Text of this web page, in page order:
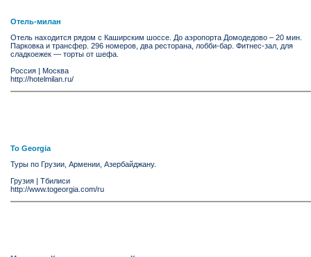
Отель-милан
Отель находится рядом с Каширским шоссе. До аэропорта Домодедово – 20 мин.
Парковка и трансфер. 296 номеров, два ресторана, лобби-бар. Фитнес-зал, для
сладкоежек — торты от шефа.
Россия | Москва
http://hotelmilan.ru/
To Georgia
Туры по Грузии, Армении, Азербайджану.
Грузия | Тбилиси
http://www.togeorgia.com/ru